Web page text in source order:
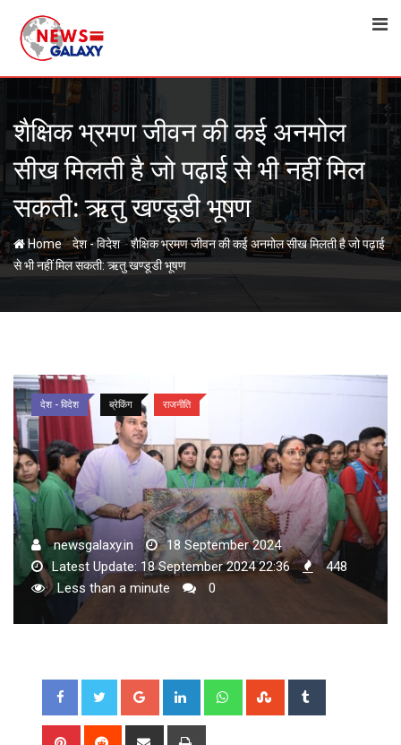
content
शैक्षिक भ्रमण जीवन की कई अनमोल
सीख मिलती है जो पढ़ाई से भी नहीं मिल
सकती: ऋतु खण्डूडी भूषण
Home-देश - विदेश-शैक्षिक भ्रमण जीवन की कई अनमोल सीख मिलती है जो पढ़ाई
से भी नहीं मिल सकती: ऋतु खण्डूडी भूषण
देश - विदेश ब्रेकिंग राजनीति
newsgalaxy.in
18 September 2024
Latest Update: 18 September 2024 22:36
448
Less than a minute
0
Google+ LinkedIn WhatsappStumbleUpon
Pinterest Reddit
Share